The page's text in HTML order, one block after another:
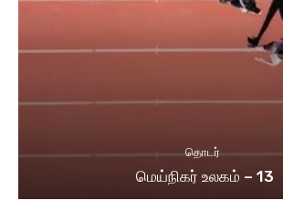
தொடர்
மெய்நிகர் உலகம் – 13